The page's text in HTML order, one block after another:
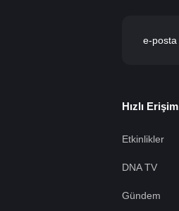
Hızlı Erişim
Etkinlikler
DNA TV
Gündem